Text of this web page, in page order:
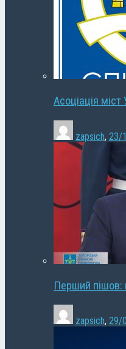
Асоціація
zapsich, 23/
Перший пішов:
zapsich, 29/